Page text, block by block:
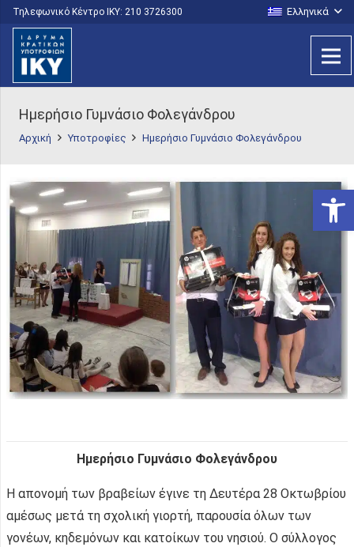
Τηλεφωνικό Κέντρο IKY: 210 3726300 Ελληνικά
Ημερήσιο Γυμνάσιο Φολεγάνδρου
Αρχική Υποτροφίες Ημερήσιο Γυμνάσιο Φολεγάνδρου
Ημερήσιο Γυμνάσιο Φολεγάνδρου
Η απονομή των βραβείων έγινε τη Δευτέρα 28 Οκτωβρίου
αμέσως μετά τη σχολική γιορτή, παρουσία όλων των
γονέων, κηδεμόνων και κατοίκων του νησιού. O σύλλογος